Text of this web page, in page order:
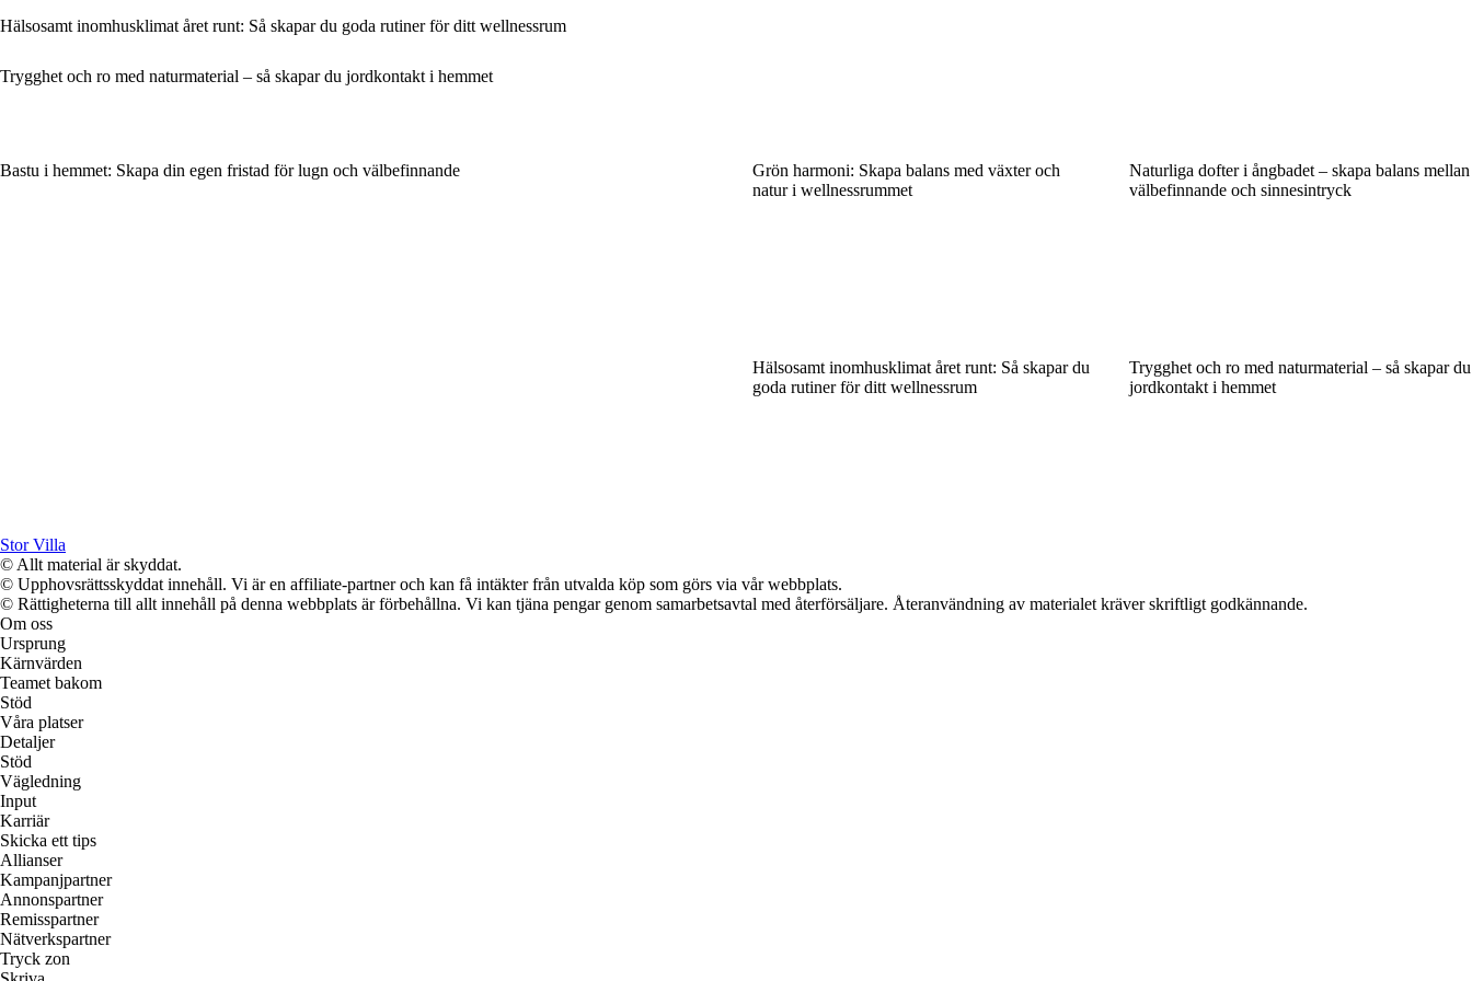
Hälsosamt inomhusklimat året runt: Så skapar du goda rutiner för ditt wellnessrum
Trygghet och ro med naturmaterial – så skapar du jordkontakt i hemmet
Bastu i hemmet: Skapa din egen fristad för lugn och välbefinnande
Grön harmoni: Skapa balans med växter och
natur i wellnessrummet
Naturliga dofter i ångbadet – skapa balans mellan
välbefinnande och sinnesintryck
Hälsosamt inomhusklimat året runt: Så skapar du
goda rutiner för ditt wellnessrum
Trygghet och ro med naturmaterial – så skapar du
jordkontakt i hemmet
Stor Villa
© Allt material är skyddat.
© Upphovsrättsskyddat innehåll. Vi är en affiliate-partner och kan få intäkter från utvalda köp som görs via vår webbplats.
© Rättigheterna till allt innehåll på denna webbplats är förbehållna. Vi kan tjäna pengar genom samarbetsavtal med återförsäljare. Återanvändning av materialet kräver skriftligt godkännande.
Om oss
Ursprung
Kärnvärden
Teamet bakom
Stöd
Våra platser
Detaljer
Stöd
Vägledning
Input
Karriär
Skicka ett tips
Allianser
Kampanjpartner
Annonspartner
Remisspartner
Nätverkspartner
Tryck zon